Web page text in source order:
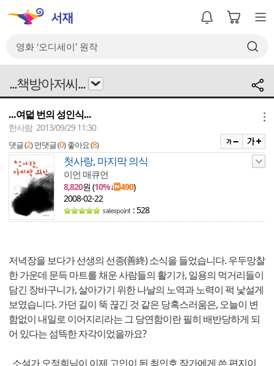
...책방아저씨...
...여덟 번의 성인식...
한사람 2013/09/29 11:30
댓글 (2) 먼댓글 (0) 좋아요 (8)
첫사랑, 마지막 의식
이언 매큐언
8,820원 (10%↓ 490)
2008-02-22
: 528
저녁장을 보다가 선생의 선종(善終) 소식을 들었습니다. 우두망찰
한 가운데 문득 마트를 채운 사람들의 활기가, 일용의 먹거리들이
담긴 장바구니가, 살아가기 위한 나날의 노역과 노력이 퍽 낯설게
보였습니다. 가던 길이 뚝 끊긴 것 같은 당혹스러움은, 오늘이 변
함없이 내일로 이어지리라는 그 당연함이란 필히 배반당하게 되
어 있다는 섬뜩한 자각이었을까요?
소설가 오정희님이 이제 고인이 된 최인호 작가에게 쓴 편지이